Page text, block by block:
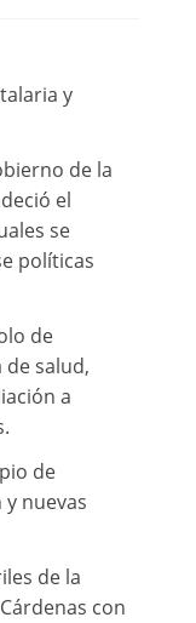
y
de la
el
se
políticas
de
salud,
a
de
nuevas
de la
con